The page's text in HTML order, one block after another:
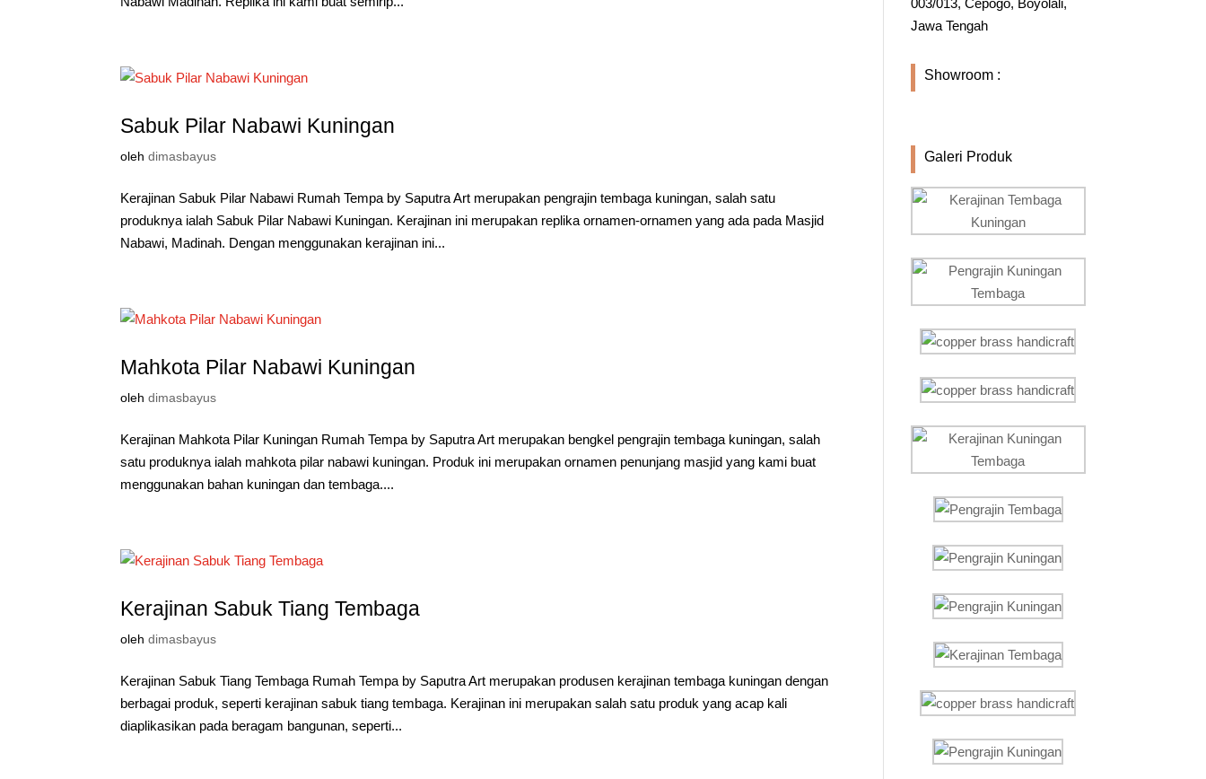
Sabuk Pilar Nabawi Kuningan
olehdimasbayus
Kerajinan Sabuk Pilar Nabawi Rumah Tempa by Saputra Art merupakan pengrajin tembaga kuningan, salah satu
produknya ialah Sabuk Pilar Nabawi Kuningan. Kerajinan ini merupakan replika ornamen-ornamen yang ada pada Masjid
Nabawi, Madinah. Dengan menggunakan kerajinan ini...
Mahkota Pilar Nabawi Kuningan
olehdimasbayus
Kerajinan Mahkota Pilar Kuningan Rumah Tempa by Saputra Art merupakan bengkel pengrajin tembaga kuningan, salah
satu produknya ialah mahkota pilar nabawi kuningan. Produk ini merupakan ornamen penunjang masjid yang kami buat
menggunakan bahan kuningan dan tembaga....
Kerajinan Sabuk Tiang Tembaga
olehdimasbayus
Kerajinan Sabuk Tiang Tembaga Rumah Tempa by Saputra Art merupakan produsen kerajinan tembaga kuningan dengan
berbagai produk, seperti kerajinan sabuk tiang tembaga. Kerajinan ini merupakan salah satu produk yang acap kali
diaplikasikan pada beragam bangunan, seperti...
Jawa Tengah
Showroom :
Galeri Produk